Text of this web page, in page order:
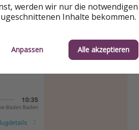
werden wir nur die notwendigen
Inhalte bekommen.
Anpassen Alle akzeptieren